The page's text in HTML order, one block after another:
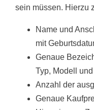
sein müssen. Hierzu
Name und
mit
Genaue
Typ, Modell
Anzahl der
Genaue